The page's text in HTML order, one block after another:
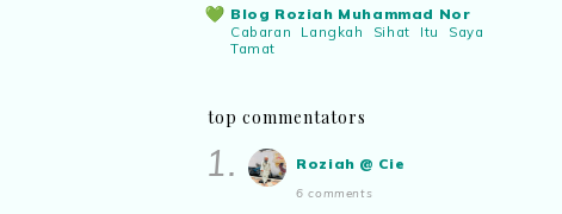
bakat tu bolehlah try.. ayuh!
Malaysian.. tunjukkan bakatmu!”
Blog Roziah Muhammad Nor
Cabaran Langkah Sihat Itu Saya
Tamat
Manis Strawberi
Air Tangan Kak Ipar Bahagian 2
2025
Syurga Untuk Sofie🖊️
top commentators
1. Roziah @ Cie
6 comments